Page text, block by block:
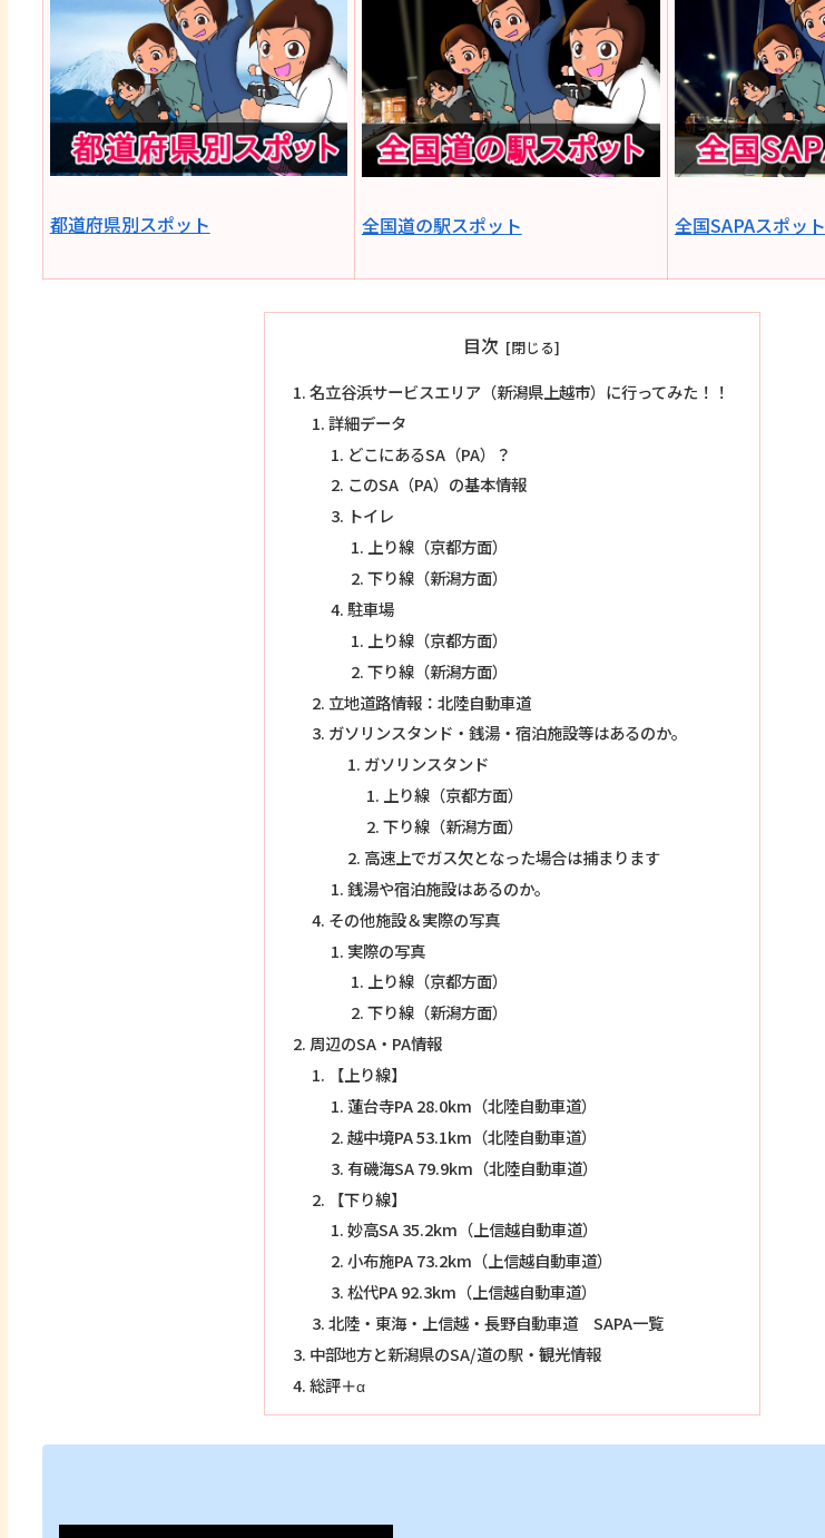
都道府県別スポット 全国道の駅スポット 全国SAPAスポット
目次
名立谷浜サービスエリア（新潟県上越市）に行ってみた！！
詳細データ
どこにあるSA（PA）？
このSA（PA）の基本情報
トイレ
上り線（京都方面）
下り線（新潟方面）
駐車場
上り線（京都方面）
下り線（新潟方面）
立地道路情報：北陸自動車道
ガソリンスタンド・銭湯・宿泊施設等はあるのか。
ガソリンスタンド
上り線（京都方面）
下り線（新潟方面）
高速上でガス欠となった場合は捕まります
銭湯や宿泊施設はあるのか。
その他施設＆実際の写真
実際の写真
上り線（京都方面）
下り線（新潟方面）
周辺のSA・PA情報
【上り線】
蓮台寺PA 28.0km（北陸自動車道）
越中境PA 53.1km（北陸自動車道）
有磯海SA 79.9km（北陸自動車道）
【下り線】
妙高SA 35.2km（上信越自動車道）
小布施PA 73.2km（上信越自動車道）
松代PA 92.3km（上信越自動車道）
北陸・東海・上信越・長野自動車道 SAPA一覧
中部地方と新潟県のSA/道の駅・観光情報
総評＋α